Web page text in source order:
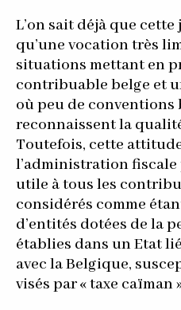
L’on sait déjà que
qu’une vocation très
situations mettant en
contribuable belge et
où peu de
reconnaissent la
Toutefois, cette
l’administration
utile à tous les
considérés comme
d’entités dotées de la
établies dans un Etat
avec la Belgique,
visés par « taxe caïman